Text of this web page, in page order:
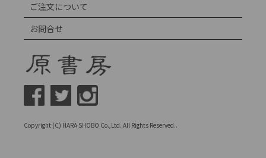
ご注文について
お問合せ
Copyright (C) HARA SHOBO Co.,Ltd. All Rights Reserved..